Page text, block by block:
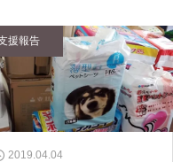
援報告
2019.04.04